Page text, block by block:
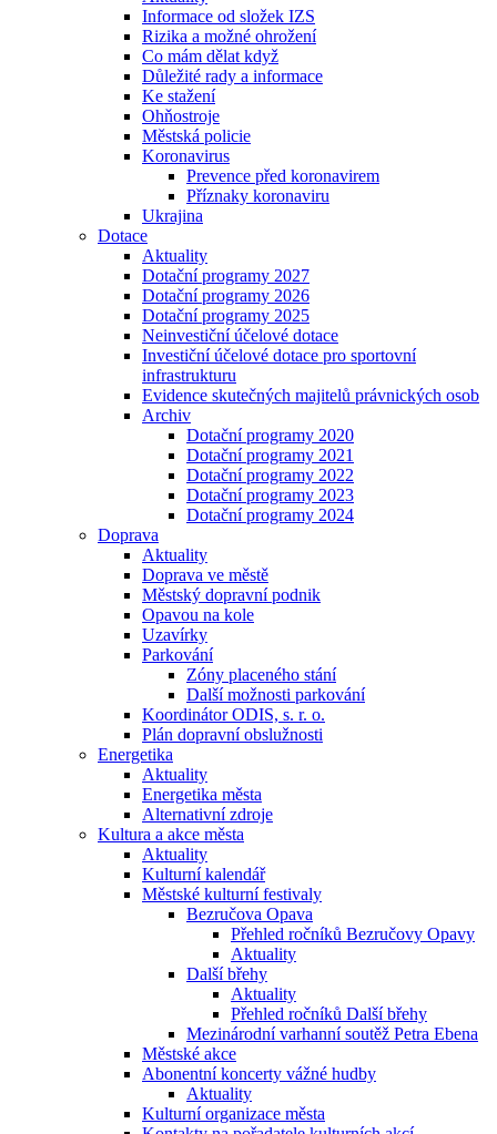
Informace od složek IZS
Rizika a možné ohrožení
Co mám dělat když
Důležité rady a informace
Ke stažení
Ohňostroje
Městská policie
Koronavirus
Prevence před koronavirem
Příznaky koronaviru
Ukrajina
Dotace
Aktuality
Dotační programy 2027
Dotační programy 2026
Dotační programy 2025
Neinvestiční účelové dotace
Investiční účelové dotace pro sportovní
infrastrukturu
Evidence skutečných majitelů právnických osob
Archiv
Dotační programy 2020
Dotační programy 2021
Dotační programy 2022
Dotační programy 2023
Dotační programy 2024
Doprava
Aktuality
Doprava ve městě
Městský dopravní podnik
Opavou na kole
Uzavírky
Parkování
Zóny placeného stání
Další možnosti parkování
Koordinátor ODIS, s. r. o.
Plán dopravní obslužnosti
Energetika
Aktuality
Energetika města
Alternativní zdroje
Kultura a akce města
Aktuality
Kulturní kalendář
Městské kulturní festivaly
Bezručova Opava
Přehled ročníků Bezručovy Opavy
Aktuality
Další břehy
Aktuality
Přehled ročníků Další břehy
Mezinárodní varhanní soutěž Petra Ebena
Městské akce
Abonentní koncerty vážné hudby
Aktuality
Kulturní organizace města